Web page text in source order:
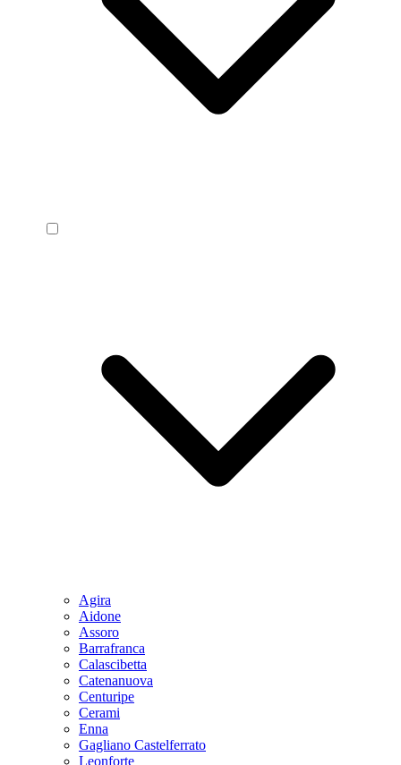
Agira
Aidone
Assoro
Barrafranca
Calascibetta
Catenanuova
Centuripe
Cerami
Enna
Gagliano Castelferrato
Leonforte